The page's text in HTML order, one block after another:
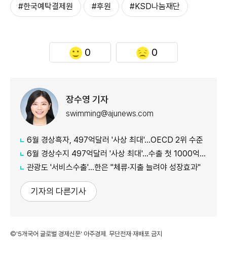
#한국예탁결제원 #후원 #KSD나눔재단
0 0
장수영 기자
swimming@ajunews.com
6월 경상흑자, 497억달러 '사상 최대'…OECD 2위 수준
6월 경상수지 497억달러 '사상 최대'…수출 첫 1000억달러 돌파
관광도 '서비스수출'…한은 "체류·지출 늘려야 성장효과"
기자의 다른기사
©'5개국어 글로벌 경제신문' 아주경제. 무단전재·재배포 금지